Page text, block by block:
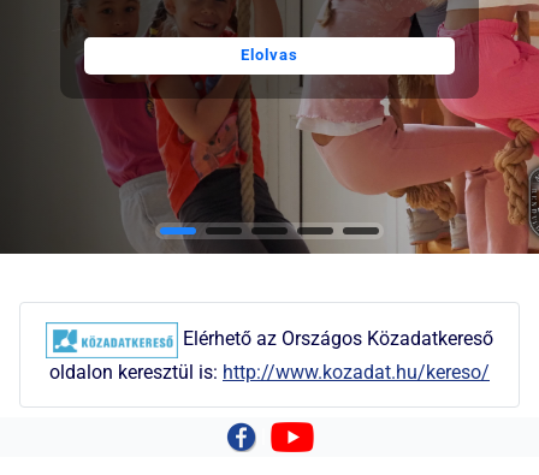
Elolvas
Elérhető az Országos Közadatkereső
oldalon keresztül is: http://www.kozadat.hu/kereso/